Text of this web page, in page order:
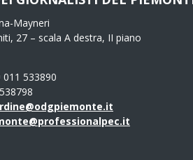
Mayneri
27 – scala A destra, II piano
533890